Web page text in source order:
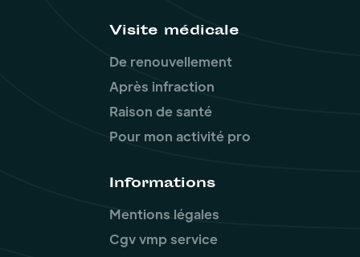
Visite médicale
De renouvellement
Après infraction
Raison de santé
Pour mon activité pro
Informations
Mentions légales
Cgv vmp service